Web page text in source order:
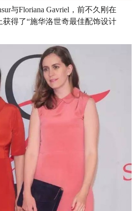
与Floriana Gavriel，前不久刚在
获得了“施华洛世奇最佳配饰设计